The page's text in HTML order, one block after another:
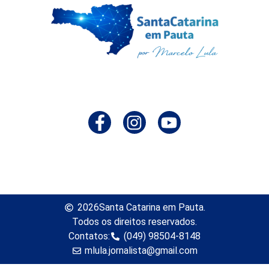
2026Santa Catarina em Pauta.
Todos os direitos reservados.
Contatos:
(049) 98504-8148
mlula.jornalista@gmail.com